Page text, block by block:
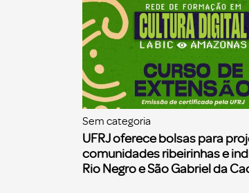
Sem categoria
UFRJ oferece bolsas para
comunidades ribeirinhas e
Rio Negro e São Gabriel da